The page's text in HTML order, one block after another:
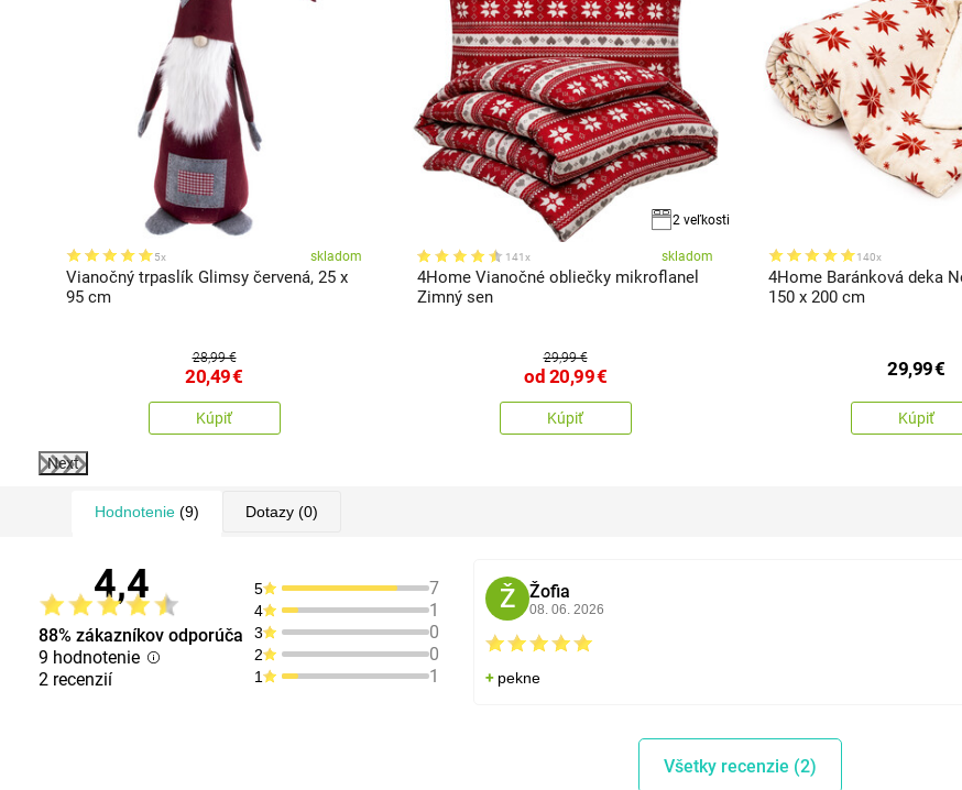
5x skladom
Vianočný trpaslík Glimsy červená, 25 x
95 cm
28,99 €
20,49€
Kúpiť
2 veľkosti
141x skladom
4Home Vianočné obliečky mikroflanel
Zimný sen
29,99 €
od 20,99€
Kúpiť
140x
4Home Baránková deka
150 x 200 cm
29,99€
Kúpiť
Next
Hodnotenie (9) Dotazy (0)
4,4
88% zákazníkov odporúča
9 hodnotenie
2 recenzií
5 7
4 1
3 0
2 0
1 1
Ž Žofia
08. 06. 2026
pekne
Všetky recenzie (2)